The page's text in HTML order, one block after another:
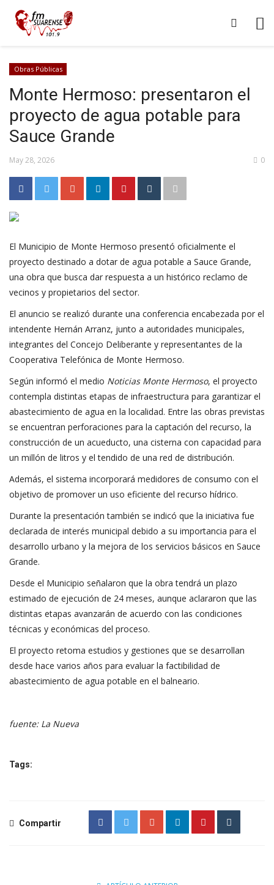
Obras Públicas
Monte Hermoso: presentaron el
proyecto de agua potable para
Sauce Grande
May 28, 2026 0
El Municipio de Monte Hermoso presentó oficialmente el
proyecto destinado a dotar de agua potable a Sauce Grande,
una obra que busca dar respuesta a un histórico reclamo de
vecinos y propietarios del sector.
El anuncio se realizó durante una conferencia encabezada por el
intendente Hernán Arranz, junto a autoridades municipales,
integrantes del Concejo Deliberante y representantes de la
Cooperativa Telefónica de Monte Hermoso.
Según informó el medio Noticias Monte Hermoso, el proyecto
contempla distintas etapas de infraestructura para garantizar el
abastecimiento de agua en la localidad. Entre las obras previstas
se encuentran perforaciones para la captación del recurso, la
construcción de un acueducto, una cisterna con capacidad para
un millón de litros y el tendido de una red de distribución.
Además, el sistema incorporará medidores de consumo con el
objetivo de promover un uso eficiente del recurso hídrico.
Durante la presentación también se indicó que la iniciativa fue
declarada de interés municipal debido a su importancia para el
desarrollo urbano y la mejora de los servicios básicos en Sauce
Grande.
Desde el Municipio señalaron que la obra tendrá un plazo
estimado de ejecución de 24 meses, aunque aclararon que las
distintas etapas avanzarán de acuerdo con las condiciones
técnicas y económicas del proceso.
El proyecto retoma estudios y gestiones que se desarrollan
desde hace varios años para evaluar la factibilidad de
abastecimiento de agua potable en el balneario.
fuente: La Nueva
Tags:
Compartir